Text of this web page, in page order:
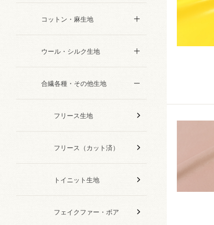
コットン・麻生地
ウール・シルク生地
合繊各種・その他生地
フリース生地
フリース（カット済）
トイニット生地
フェイクファー・ボア